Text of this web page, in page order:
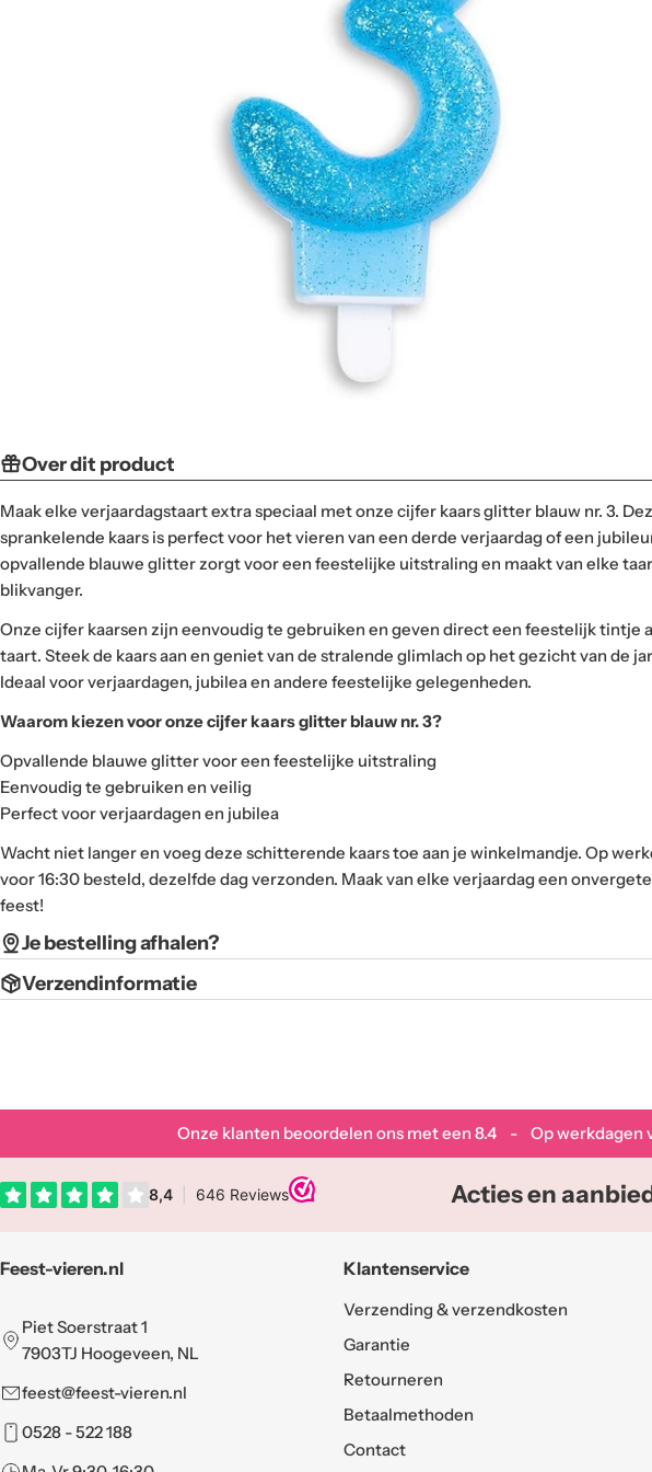
Over dit product
Maak elke verjaardagstaart extra speciaal met onze cijfer kaars glitter blauw nr. 3.
sprankelende kaars is perfect voor het vieren van een derde verjaardag of een
opvallende blauwe glitter zorgt voor een feestelijke uitstraling en maakt van elke
blikvanger.
Onze cijfer kaarsen zijn eenvoudig te gebruiken en geven direct een feestelijk tintje
taart. Steek de kaars aan en geniet van de stralende glimlach op het gezicht van de
Ideaal voor verjaardagen, jubilea en andere feestelijke gelegenheden.
Waarom kiezen voor onze cijfer kaars glitter blauw nr. 3?
Opvallende blauwe glitter voor een feestelijke uitstraling
Eenvoudig te gebruiken en veilig
Perfect voor verjaardagen en jubilea
Wacht niet langer en voeg deze schitterende kaars toe aan je winkelmandje. Op
voor 16:30 besteld, dezelfde dag verzonden. Maak van elke verjaardag een
feest!
Je bestelling afhalen?
Verzendinformatie
Onze klanten beoordelen ons met een 8.4 - Op werkdagen
Acties en
Feest-vieren.nl
Piet Soerstraat 1
7903TJ Hoogeveen, NL
feest@feest-vieren.nl
0528 - 522 188
Klantenservice
Verzending & verzendkosten
Garantie
Retourneren
Betaalmethoden
Contact